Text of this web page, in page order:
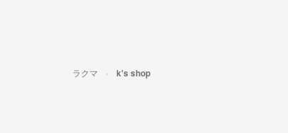
ラクマ k's shop